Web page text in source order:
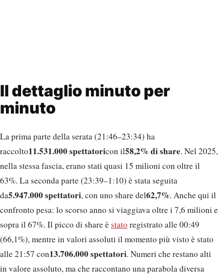
Il dettaglio minuto per
minuto
La prima parte della serata (21:46–23:34) ha
raccolto11.531.000 spettatoricon il58,2% di share. Nel 2025,
nella stessa fascia, erano stati quasi 15 milioni con oltre il
63%. La seconda parte (23:39–1:10) è stata seguita
da5.947.000 spettatori, con uno share del62,7%. Anche qui il
confronto pesa: lo scorso anno si viaggiava oltre i 7,6 milioni e
sopra il 67%. Il picco di share èstato registrato alle 00:49
(66,1%), mentre in valori assoluti il momento più visto è stato
alle 21:57 con13.706.000 spettatori. Numeri che restano alti
in valore assoluto, ma che raccontano una parabola diversa